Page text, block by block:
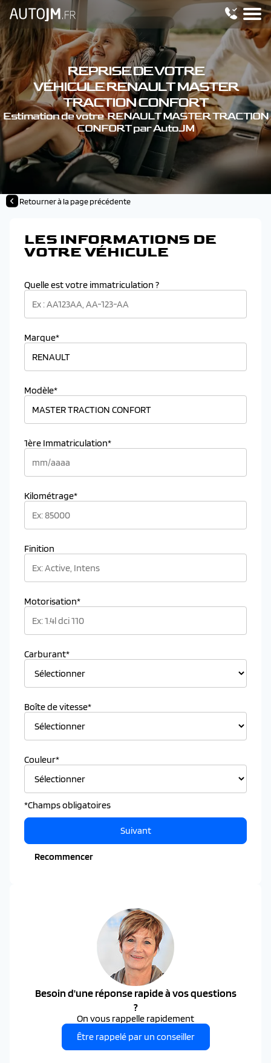
REPRISE DE VOTRE
VÉHICULE RENAULT MASTER
TRACTION CONFORT
Estimation de votre RENAULT MASTER TRACTION
CONFORT par AutoJM
Retourner à la page précédente
LES INFORMATIONS DE
VOTRE VÉHICULE
Quelle est votre immatriculation ?
Marque*
Modèle*
1ère Immatriculation*
Kilométrage*
Finition
Motorisation*
Carburant*
Boîte de vitesse*
Couleur*
*Champs obligatoires
Recommencer
Suivant
Besoin d'une réponse rapide à vos questions
?
On vous rappelle rapidement
Être rappelé par un conseiller